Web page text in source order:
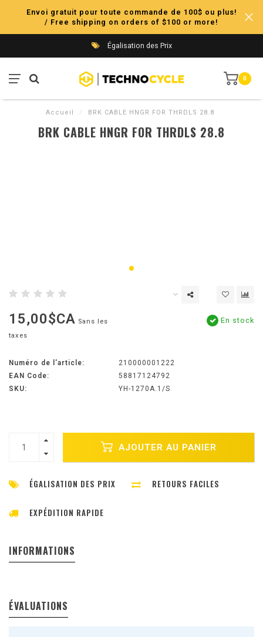
Envoi gratuit pour toute commande de 100$ ou plus!
/ Free shipping on orders of $100 or more!
Égalisation des Prix
0
Accueil / BRK CABLE HNGR FOR THRDLS 28.8
BRK CABLE HNGR FOR THRDLS 28.8
15,00$CA Sans les
taxes
En stock
Numéro de l'article:
210000001222
EAN Code:
58817124792
SKU:
YH-1270A.1/S
AJOUTER AU PANIER
ÉGALISATION DES PRIX RETOURS FACILES
EXPÉDITION RAPIDE
INFORMATIONS
ÉVALUATIONS